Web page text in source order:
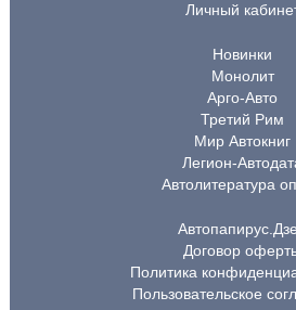
Личный
Новинки
Монолит
Арго-Авто
Третий Рим
Мир Автокниг
Легион-
Автолитература
Договор
Политика
Пользовательское